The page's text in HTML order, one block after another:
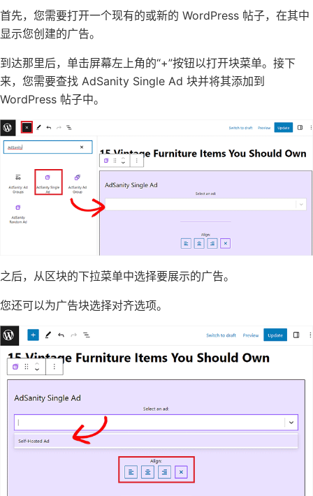
首先，您需要打开一个现有的或新的 WordPress 帖子，在其中
显示您创建的广告。
到达那里后，单击屏幕左上角的“+”按钮以打开块菜单。接下
来，您需要查找 AdSanity Single Ad 块并将其添加到
WordPress 帖子中。
之后，从区块的下拉菜单中选择要展示的广告。
您还可以为广告块选择对齐选项。